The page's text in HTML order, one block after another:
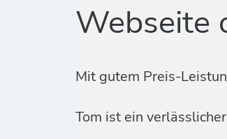
Webseite
Mit gutem Preis-
Tom ist ein